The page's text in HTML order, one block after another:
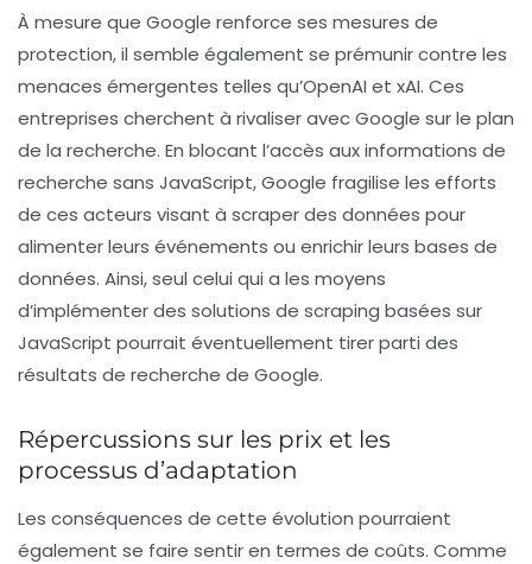
À mesure que Google renforce ses mesures de
protection, il semble également se prémunir contre les
menaces émergentes telles qu’OpenAI et xAI. Ces
entreprises cherchent à rivaliser avec Google sur le plan
de la recherche. En blocant l’accès aux informations de
recherche sans JavaScript, Google fragilise les efforts
de ces acteurs visant à scraper des données pour
alimenter leurs événements ou enrichir leurs bases de
données. Ainsi, seul celui qui a les moyens
d’implémenter des solutions de scraping basées sur
JavaScript pourrait éventuellement tirer parti des
résultats de recherche de Google.
Répercussions sur les prix et les
processus d’adaptation
Les conséquences de cette évolution pourraient
également se faire sentir en termes de coûts. Comme